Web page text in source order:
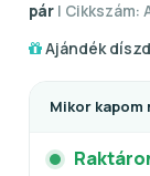
pár | Cikkszám:
Ajándék
Mikor kapom